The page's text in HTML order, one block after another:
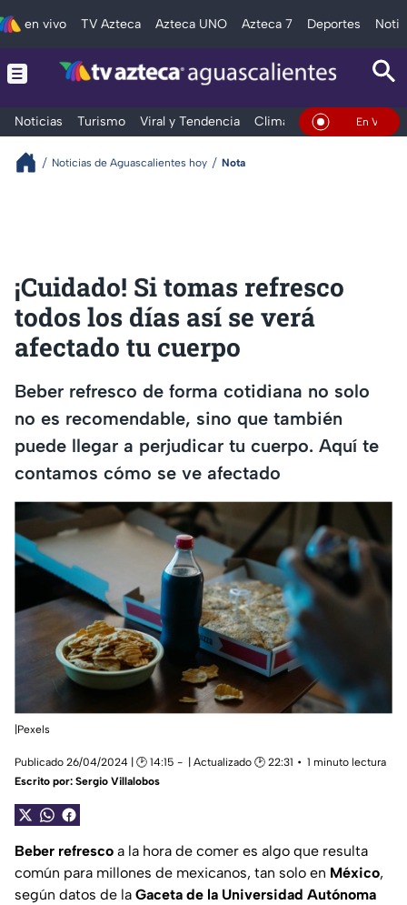
en vivo TV Azteca Azteca UNO Azteca 7 Deportes
Noticias Turismo Viral y Tendencia Clima Deportes En Vivo
Noticias de Aguascalientes hoy Nota
¡Cuidado! Si tomas refresco
todos los días así se verá
afectado tu cuerpo
Beber refresco de forma cotidiana no solo
no es recomendable, sino que también
puede llegar a perjudicar tu cuerpo. Aquí te
contamos cómo se ve afectado
|Pexels
Publicado 26/04/2024 | 🕑 14:15 | Actualizado 🕑 22:31
1 minuto lectura
Escrito por: Sergio Villalobos
Beber refresco a la hora de comer es algo que resulta
común para millones de mexicanos, tan solo en México,
según datos de la Gaceta de la Universidad Autónoma